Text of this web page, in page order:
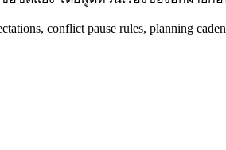
conflict pause rules, planning